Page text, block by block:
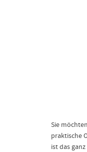
Sie
praktische
ist das